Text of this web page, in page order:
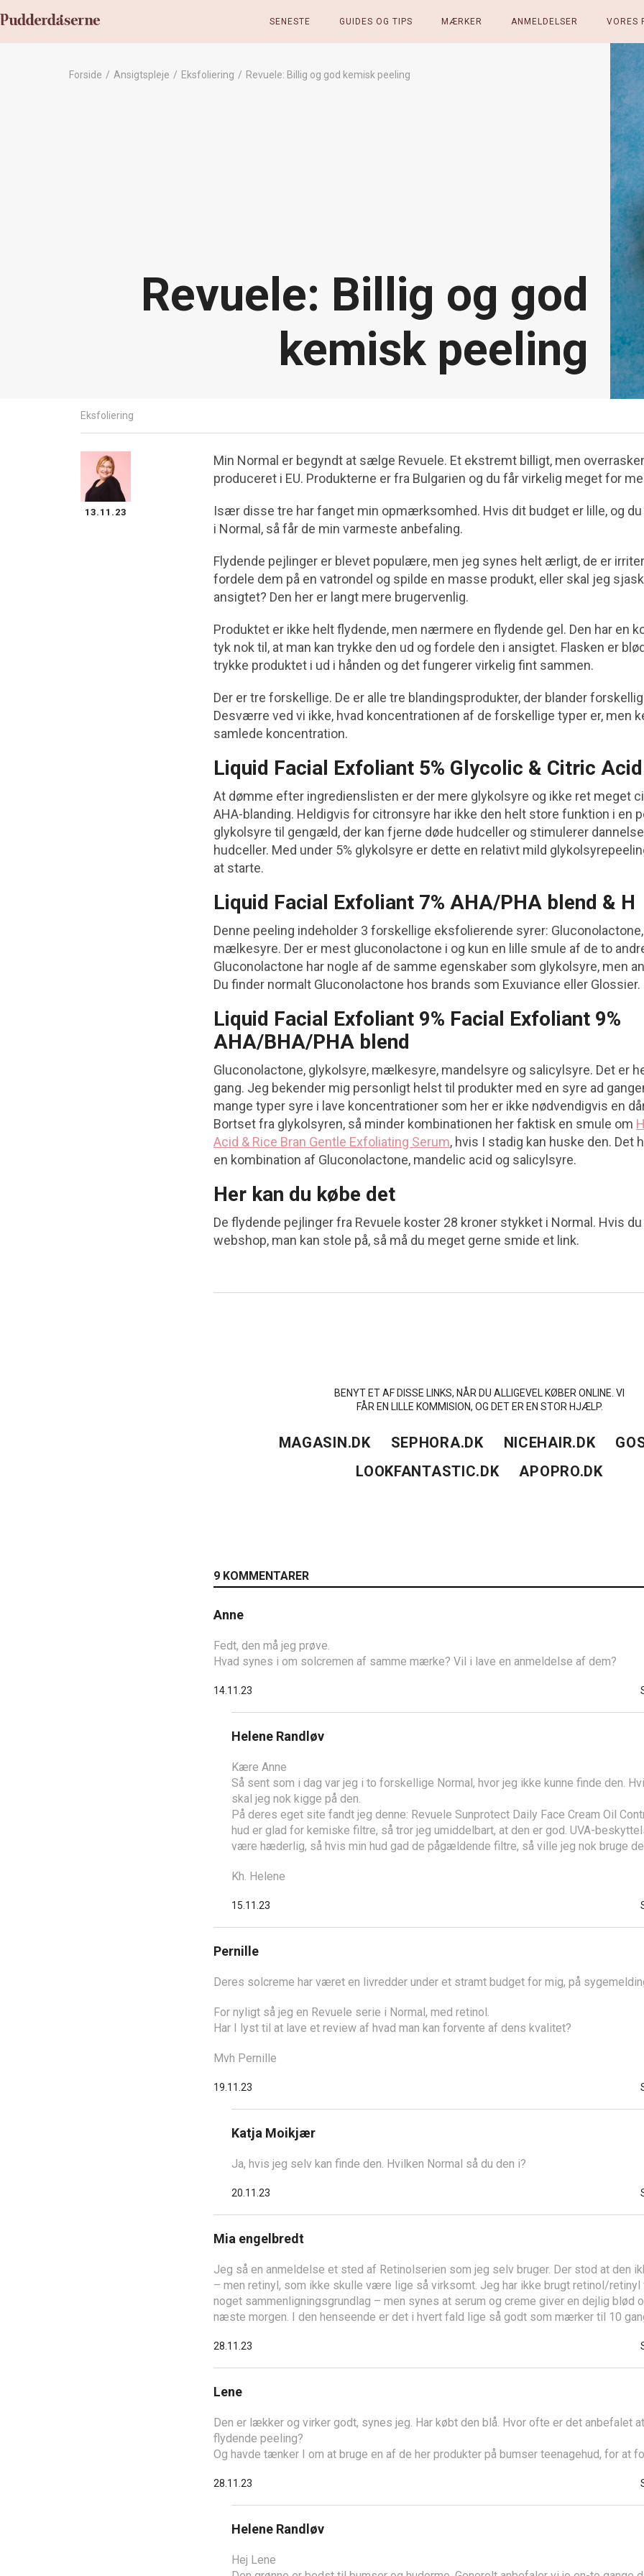
SENESTE GUIDES OG TIPS MÆRKER ANMELDELSER VORES
Forside / Ansigtspleje / Eksfoliering / Revuele: Billig og god kemisk peeling
Revuele: Billig og god
kemisk peeling
Eksfoliering
13.11.23
Min Normal er begyndt at sælge Revuele. Et ekstremt billigt, men
produceret i EU. Produkterne er fra Bulgarien og du får virkelig meget for
Især disse tre har fanget min opmærksomhed. Hvis dit budget er lille, og du
i Normal, så får de min varmeste anbefaling.
Flydende pejlinger er blevet populære, men jeg synes helt ærligt, de er
fordele dem på en vatrondel og spilde en masse produkt, eller skal jeg
ansigtet? Den her er langt mere brugervenlig.
Produktet er ikke helt flydende, men nærmere en flydende gel. Den har en
tyk nok til, at man kan trykke den ud og fordele den i ansigtet. Flasken er
trykke produktet i ud i hånden og det fungerer virkelig fint sammen.
Der er tre forskellige. De er alle tre blandingsprodukter, der blander
Desværre ved vi ikke, hvad koncentrationen af de forskellige typer er, men
samlede koncentration.
Liquid Facial Exfoliant 5% Glycolic & Citric
At dømme efter ingredienslisten er der mere glykolsyre og ikke ret meget
AHA-blanding. Heldigvis for citronsyre har ikke den helt store funktion i en
glykolsyre til gengæld, der kan fjerne døde hudceller og stimulerer
hudceller. Med under 5% glykolsyre er dette en relativt mild
at starte.
Liquid Facial Exfoliant 7% AHA/PHA blend & H
Denne peeling indeholder 3 forskellige eksfolierende syrer:
mælkesyre. Der er mest gluconolactone i og kun en lille smule af de to
Gluconolactone har nogle af de samme egenskaber som glykolsyre, men
Du finder normalt Gluconolactone hos brands som Exuviance eller Glossier.
Liquid Facial Exfoliant 9% Facial Exfoliant 9%
AHA/BHA/PHA blend
Gluconolactone, glykolsyre, mælkesyre, mandelsyre og salicylsyre. Det er
gang. Jeg bekender mig personligt helst til produkter med en syre ad
mange typer syre i lave koncentrationer som her er ikke nødvendigvis en
Bortset fra glykolsyren, så minder kombinationen her faktisk en smule om
Acid & Rice Bran Gentle Exfoliating Serum, hvis I stadig kan huske den. Det
en kombination af Gluconolactone, mandelic acid og salicylsyre.
Her kan du købe det
De flydende pejlinger fra Revuele koster 28 kroner stykket i Normal. Hvis
webshop, man kan stole på, så må du meget gerne smide et link.
BENYT ET AF DISSE LINKS, NÅR DU ALLIGEVEL KØBER ONLINE. VI
FÅR EN LILLE KOMMISION, OG DET ER EN STOR HJÆLP.
MAGASIN.DK SEPHORA.DK NICEHAIR.DK
LOOKFANTASTIC.DK
APOPRO.DK
9 KOMMENTARER
Anne
Fedt, den må jeg prøve.
Hvad synes i om solcremen af samme mærke? Vil i lave en anmeldelse af dem?
14.11.23
Helene Randløv
Kære Anne
Så sent som i dag var jeg i to forskellige Normal, hvor jeg ikke kunne finde den.
skal jeg nok kigge på den.
På deres eget site fandt jeg denne: Revuele Sunprotect Daily Face Cream Oil
hud er glad for kemiske filtre, så tror jeg umiddelbart, at den er god. UVA-
være hæderlig, så hvis min hud gad de pågældende filtre, så ville jeg nok bruge
Kh. Helene
15.11.23
Pernille
Deres solcreme har været en livredder under et stramt budget for mig, på
For nyligt så jeg en Revuele serie i Normal, med retinol.
Har I lyst til at lave et review af hvad man kan forvente af dens kvalitet?
Mvh Pernille
19.11.23
Katja Moikjær
Ja, hvis jeg selv kan finde den. Hvilken Normal så du den i?
20.11.23
Mia engelbredt
Jeg så en anmeldelse et sted af Retinolserien som jeg selv bruger. Der stod at den
– men retinyl, som ikke skulle være lige så virksomt. Jeg har ikke brugt retinol/retinyl
noget sammenligningsgrundlag – men synes at serum og creme giver en dejlig blød
næste morgen. I den henseende er det i hvert fald lige så godt som mærker til 10
28.11.23
Lene
Den er lækker og virker godt, synes jeg. Har købt den blå. Hvor ofte er det anbefalet
flydende peeling?
Og havde tænker I om at bruge en af de her produkter på bumser teenagehud, for at
28.11.23
Helene Randløv
Hej Lene